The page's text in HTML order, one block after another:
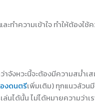
ะทำความเข้าใจ ทำให้ต้อ
าจังหวะนี้จะต้องมีความสม่
งดนตรีเพิ่มเติม) ทุกแนวล้วน
ได้นั้น ไม่ได้หมายความว่าเ